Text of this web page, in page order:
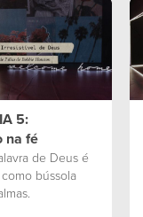
5:
na fé
de Deus é
bússola